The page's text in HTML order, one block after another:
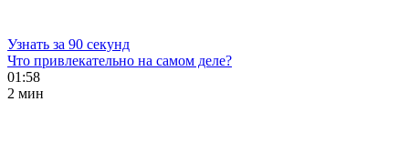
Узнать за 90 секунд
Что привлекательно на самом деле?
01:58
2 мин